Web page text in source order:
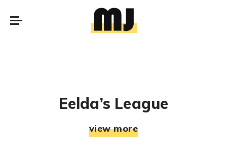
Eelda’s League
view more